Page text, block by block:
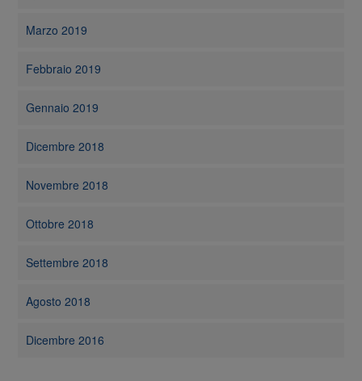
Marzo 2019
Febbraio 2019
Gennaio 2019
Dicembre 2018
Novembre 2018
Ottobre 2018
Settembre 2018
Agosto 2018
Dicembre 2016